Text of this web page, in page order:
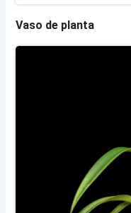
Vaso de planta